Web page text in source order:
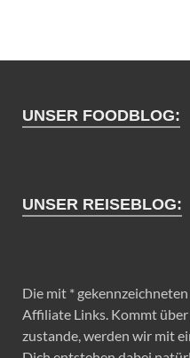
UNSER FOODBLOG:
UNSER REISEBLOG:
Die mit *
Affiliate Links. Kommt
zustande, werden wir mit